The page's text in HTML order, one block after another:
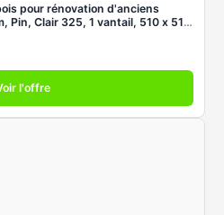
pour rénovation d'anciens
Pin, Clair 325, 1 vantail, 510 x 510
l'offre